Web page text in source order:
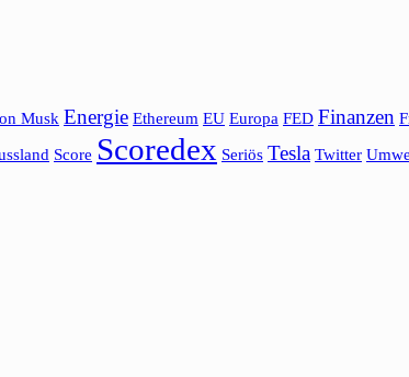
Musk Energie Ethereum EU Europa FED Finanzen
Score Scoredex Seriös Tesla Twitter